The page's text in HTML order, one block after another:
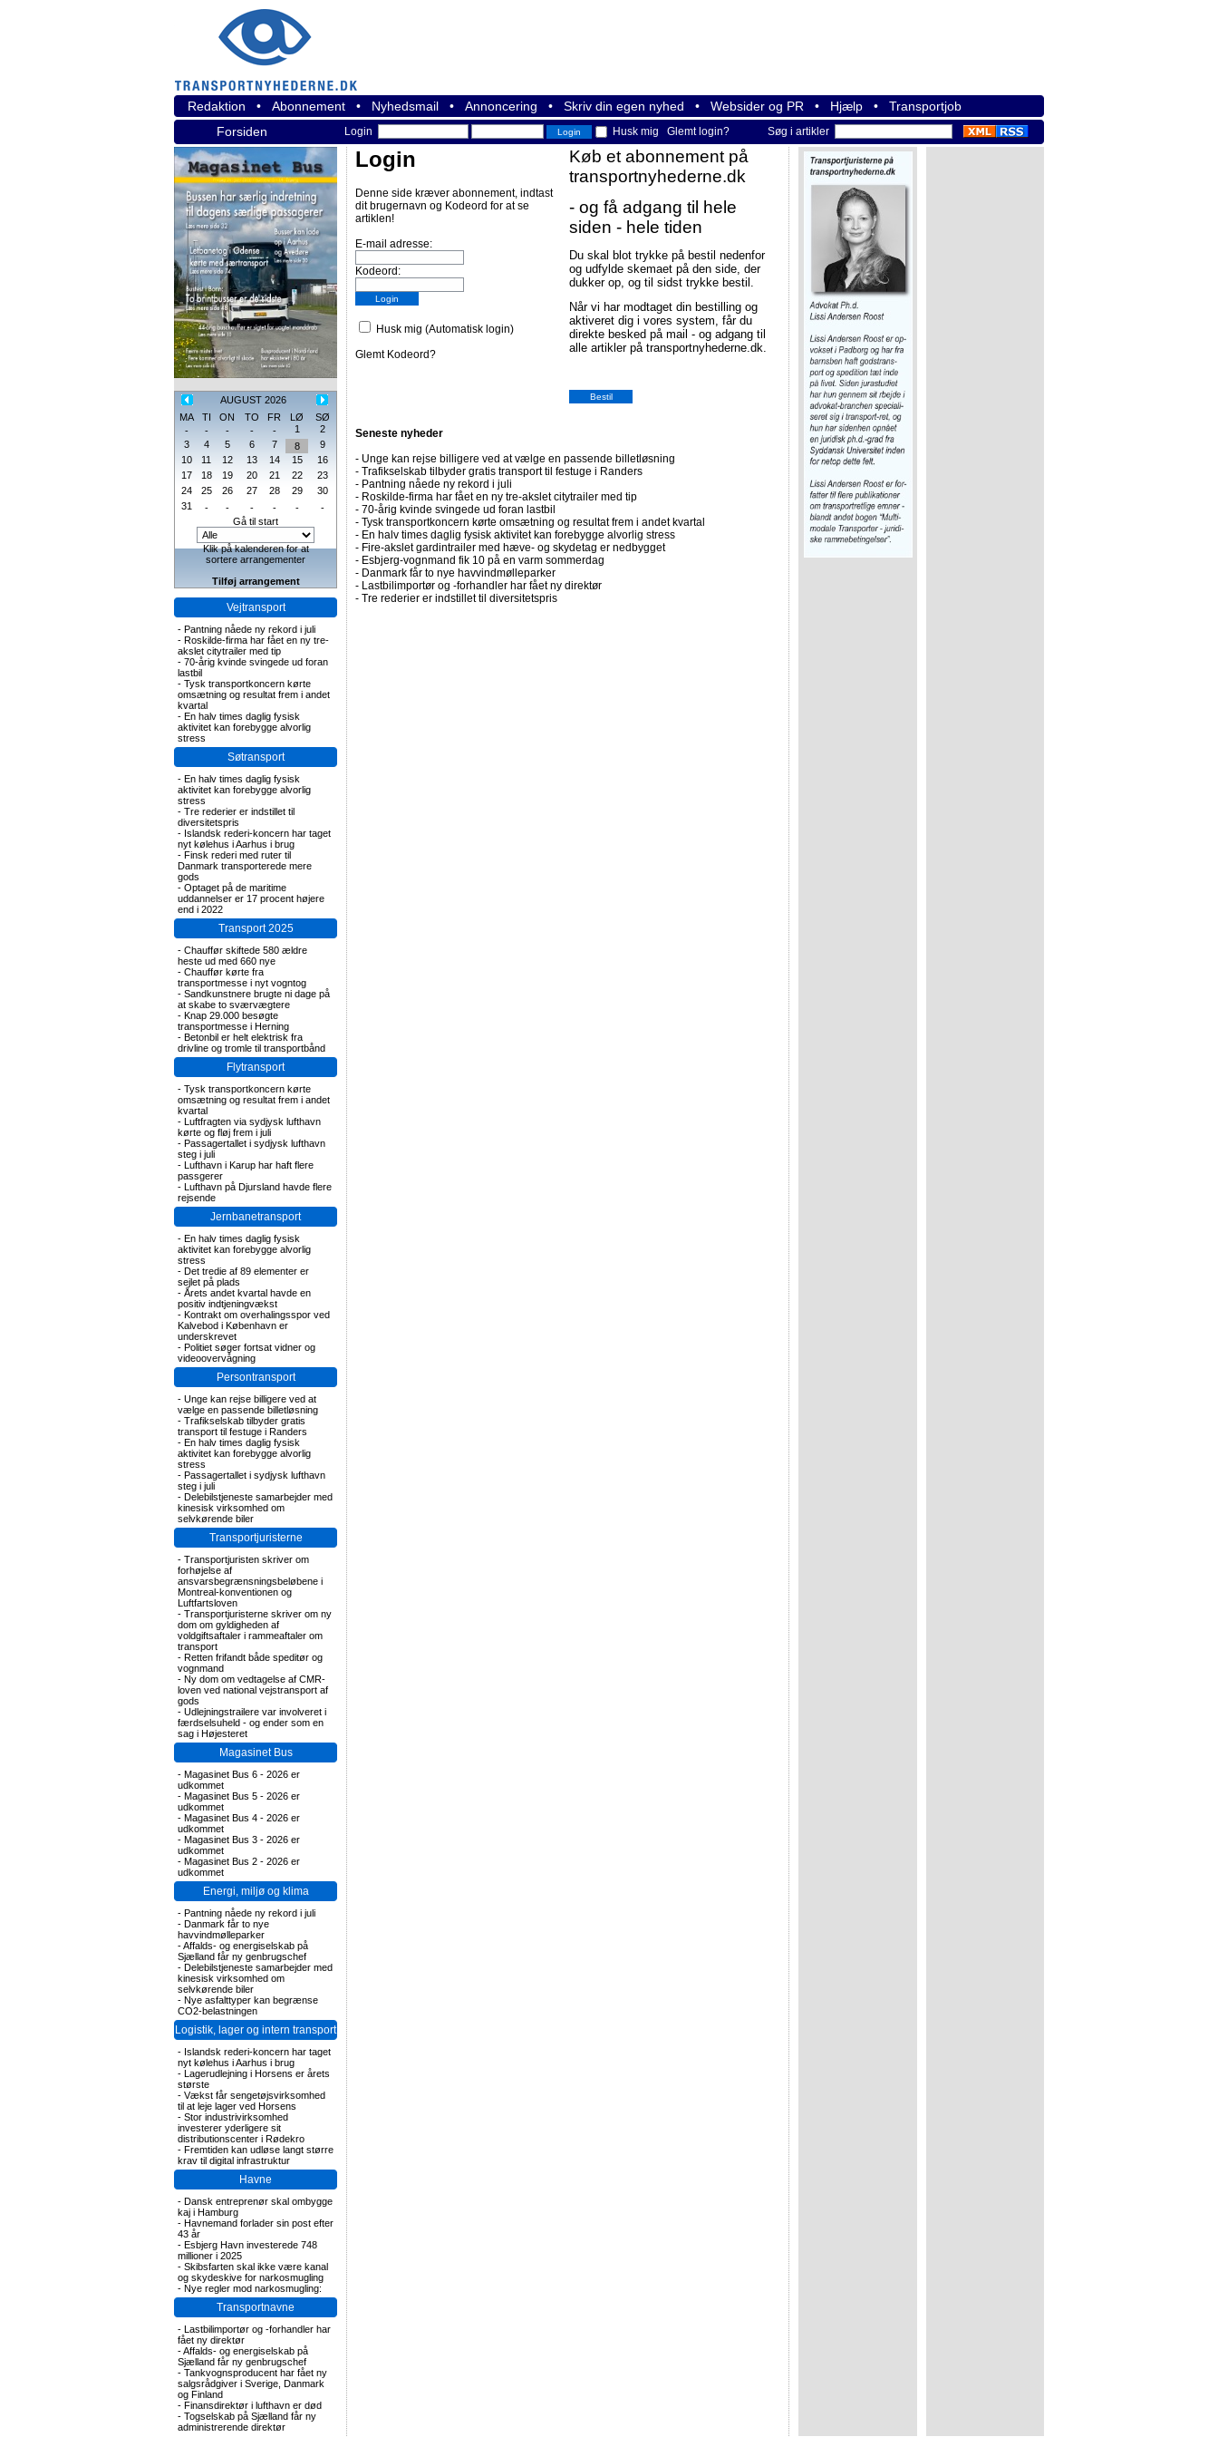
Redaktion • Abonnement • Nyhedsmail • Annoncering • Skriv din egen nyhed • Websider og PR • Hjælp • Transportjob
Forsiden
Login Husk mig Glemt login? Søg i artikler
AUGUST 2026
MA
TI ON TO FR LØ
SØ
-
- - - - 1
2
3
4 5 6 7 8
9
10
11 12 13 14 15
16
17
18 19 20 21 22
23
24
25 26 27 28 29
30
31
- - - - -
-
Gå til start
Klik på kalenderen for at
sortere arrangementer
Tilføj arrangement
Vejtransport
- Pantning nåede ny rekord i juli
- Roskilde-firma har fået en ny tre-
akslet citytrailer med tip
- 70-årig kvinde svingede ud foran
lastbil
- Tysk transportkoncern kørte
omsætning og resultat frem i andet
kvartal
- En halv times daglig fysisk
aktivitet kan forebygge alvorlig
stress
Søtransport
- En halv times daglig fysisk
aktivitet kan forebygge alvorlig
stress
- Tre rederier er indstillet til
diversitetspris
- Islandsk rederi-koncern har taget
nyt kølehus i Aarhus i brug
- Finsk rederi med ruter til
Danmark transporterede mere
gods
- Optaget på de maritime
uddannelser er 17 procent højere
end i 2022
Transport 2025
- Chauffør skiftede 580 ældre
heste ud med 660 nye
- Chauffør kørte fra
transportmesse i nyt vogntog
- Sandkunstnere brugte ni dage på
at skabe to sværvægtere
- Knap 29.000 besøgte
transportmesse i Herning
- Betonbil er helt elektrisk fra
drivline og tromle til transportbånd
Flytransport
- Tysk transportkoncern kørte
omsætning og resultat frem i andet
kvartal
- Luftfragten via sydjysk lufthavn
kørte og fløj frem i juli
- Passagertallet i sydjysk lufthavn
steg i juli
- Lufthavn i Karup har haft flere
passgerer
- Lufthavn på Djursland havde flere
rejsende
Jernbanetransport
- En halv times daglig fysisk
aktivitet kan forebygge alvorlig
stress
- Det tredie af 89 elementer er
sejlet på plads
- Årets andet kvartal havde en
positiv indtjeningvækst
- Kontrakt om overhalingsspor ved
Kalvebod i København er
underskrevet
- Politiet søger fortsat vidner og
videoovervågning
Persontransport
- Unge kan rejse billigere ved at
vælge en passende billetløsning
- Trafikselskab tilbyder gratis
transport til festuge i Randers
- En halv times daglig fysisk
aktivitet kan forebygge alvorlig
stress
- Passagertallet i sydjysk lufthavn
steg i juli
- Delebilstjeneste samarbejder med
kinesisk virksomhed om
selvkørende biler
Transportjuristerne
- Transportjuristen skriver om
forhøjelse af
ansvarsbegrænsningsbeløbene i
Montreal-konventionen og
Luftfartsloven
- Transportjuristerne skriver om ny
dom om gyldigheden af
voldgiftsaftaler i rammeaftaler om
transport
- Retten frifandt både speditør og
vognmand
- Ny dom om vedtagelse af CMR-
loven ved national vejstransport af
gods
- Udlejningstrailere var involveret i
færdselsuheld - og ender som en
sag i Højesteret
Magasinet Bus
- Magasinet Bus 6 - 2026 er
udkommet
- Magasinet Bus 5 - 2026 er
udkommet
- Magasinet Bus 4 - 2026 er
udkommet
- Magasinet Bus 3 - 2026 er
udkommet
- Magasinet Bus 2 - 2026 er
udkommet
Energi, miljø og klima
- Pantning nåede ny rekord i juli
- Danmark får to nye
havvindmølleparker
-Affalds- og energiselskab på
Sjælland får ny genbrugschef
- Delebilstjeneste samarbejder med
kinesisk virksomhed om
selvkørende biler
- Nye asfalttyper kan begrænse
CO2-belastningen
Logistik, lager og intern transport
- Islandsk rederi-koncern har taget
nyt kølehus i Aarhus i brug
- Lagerudlejning i Horsens er årets
største
- Vækst får sengetøjsvirksomhed
til at leje lager ved Horsens
- Stor industrivirksomhed
investerer yderligere sit
distributionscenter i Rødekro
- Fremtiden kan udløse langt større
krav til digital infrastruktur
Havne
- Dansk entreprenør skal ombygge
kaj i Hamburg
- Havnemand forlader sin post efter
43 år
- Esbjerg Havn investerede 748
millioner i 2025
- Skibsfarten skal ikke være kanal
og skydeskive for narkosmugling
- Nye regler mod narkosmugling:
Transportnavne
- Lastbilimportør og -forhandler har
fået ny direktør
-Affalds- og energiselskab på
Sjælland får ny genbrugschef
- Tankvognsproducent har fået ny
salgsrådgiver i Sverige, Danmark
og Finland
- Finansdirektør i lufthavn er død
- Togselskab på Sjælland får ny
administrerende direktør
Login
Denne side kræver abonnement, indtast
dit brugernavn og Kodeord for at se
artiklen!
E-mail adresse:
Kodeord:
Husk mig (Automatisk login)
Glemt Kodeord?
Køb et abonnement på
transportnyhederne.dk
- og få adgang til hele
siden - hele tiden
Du skal blot trykke på bestil nedenfor
og udfylde skemaet på den side, der
dukker op, og til sidst trykke bestil.
Når vi har modtaget din bestilling og
aktiveret dig i vores system, får du
direkte besked på mail - og adgang til
alle artikler på transportnyhederne.dk.
Seneste nyheder
- Unge kan rejse billigere ved at vælge en passende billetløsning
- Trafikselskab tilbyder gratis transport til festuge i Randers
- Pantning nåede ny rekord i juli
- Roskilde-firma har fået en ny tre-akslet citytrailer med tip
- 70-årig kvinde svingede ud foran lastbil
- Tysk transportkoncern kørte omsætning og resultat frem i andet kvartal
- En halv times daglig fysisk aktivitet kan forebygge alvorlig stress
- Fire-akslet gardintrailer med hæve- og skydetag er nedbygget
- Esbjerg-vognmand fik 10 på en varm sommerdag
- Danmark får to nye havvindmølleparker
- Lastbilimportør og -forhandler har fået ny direktør
- Tre rederier er indstillet til diversitetspris